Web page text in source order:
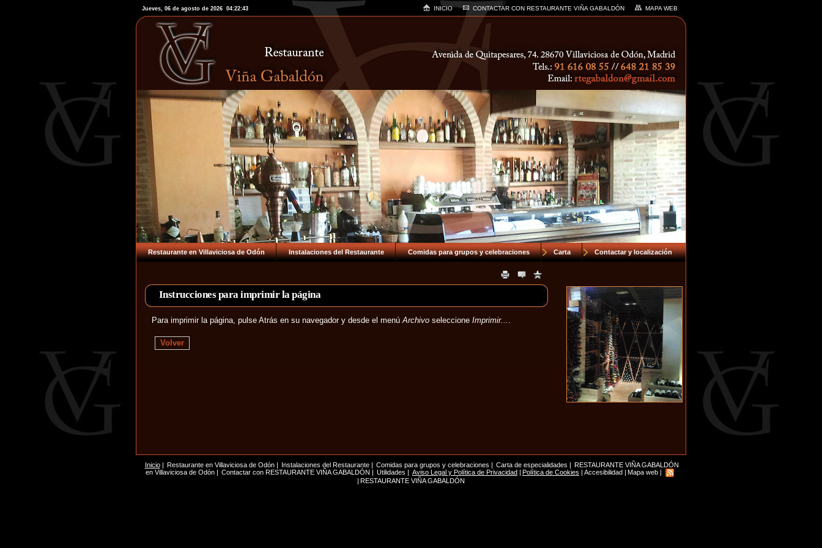
Jueves, 06 de agosto de 2026 04:22:43 INICIO CONTACTAR CON RESTAURANTE VIÑA GABALDÓN MAPA WEB
Restaurante en Villaviciosa de Odón Instalaciones del Restaurante Comidas para grupos y celebraciones Carta Contactar y localización
Instrucciones para imprimir la página
Para imprimir la página, pulse Atrás en su navegador y desde el menúArchivo seleccione Imprimir... .
Volver
Inicio| Restaurante en Villaviciosa de Odón| Instalaciones del Restaurante| Comidas para grupos y celebraciones | Carta de especialidades | RESTAURANTE VIÑA GABALDÓN
en Villaviciosa de Odón | Contactar con RESTAURANTE VIÑA GABALDÓN | Utilidades | Aviso Legal y Política de Privacidad | Política de Cookies | Accesibilidad | Mapa web |
| RESTAURANTE VIÑA GABALDÓN